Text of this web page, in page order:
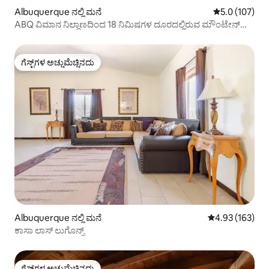
Albuquerque ನಲ್ಲಿ ಮನೆ 5 ರಲ್ಲಿ 5.0
5.0 (107)
ABQ ವಿಮಾನ ನಿಲ್ದಾಣದಿಂದ 18 ನಿಮಿಷಗಳ ದೂರದಲ್ಲಿರುವ ಮೌಂಟೇನ್
ಗೆಸ್ಟ್‌ಗಳ ಅಚ್ಚುಮೆಚ್ಚಿನದು
ಗೆಸ್ಟ್‌ಗಳ ಅಚ್ಚುಮೆಚ್ಚಿನದು
Albuquerque ನಲ್ಲಿ ಮನೆ 5 ರಲ್ಲಿ 4.93
4.93 (163)
ಕಾಸಾ ಲಾಸ್ ಲುಗೊನ್ಸ್